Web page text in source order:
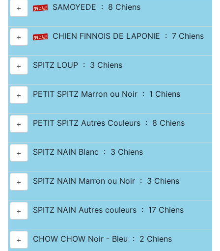
+ SAMOYEDE : 8 Chiens
+ CHIEN FINNOIS DE LAPONIE : 7 Chiens
+ SPITZ LOUP : 3 Chiens
+ PETIT SPITZ Marron ou Noir : 1 Chiens
+ PETIT SPITZ Autres Couleurs : 8 Chiens
+ SPITZ NAIN Blanc : 3 Chiens
+ SPITZ NAIN Marron ou Noir : 3 Chiens
+ SPITZ NAIN Autres couleurs : 17 Chiens
+ CHOW CHOW Noir - Bleu : 2 Chiens